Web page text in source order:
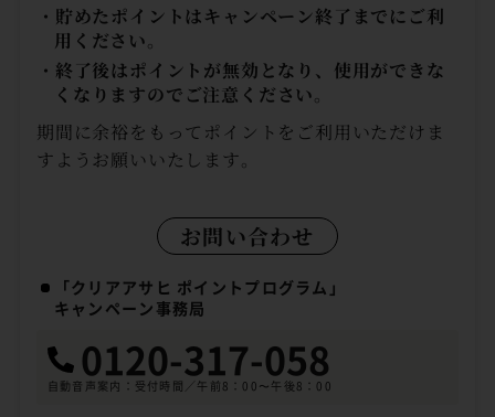
・貯めたポイントはキャンペーン終了までにご利
用ください。
・終了後はポイントが無効となり、使用ができな
くなりますのでご注意ください。
期間に余裕をもってポイントをご利用いただけま
すようお願いいたします。
お問い合わせ
「クリアアサヒ ポイントプログラム」
キャンペーン事務局
0120-317-058
自動音声案内：受付時間／午前8：00〜午後8：00